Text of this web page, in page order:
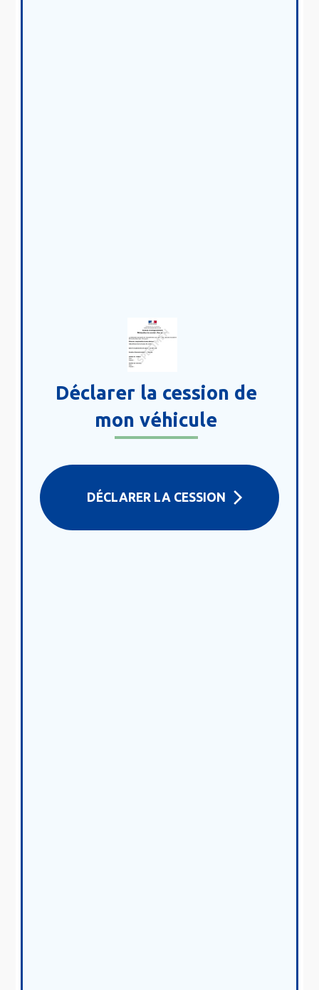
Déclarer la cession de
mon véhicule
DÉCLARER LA CESSION